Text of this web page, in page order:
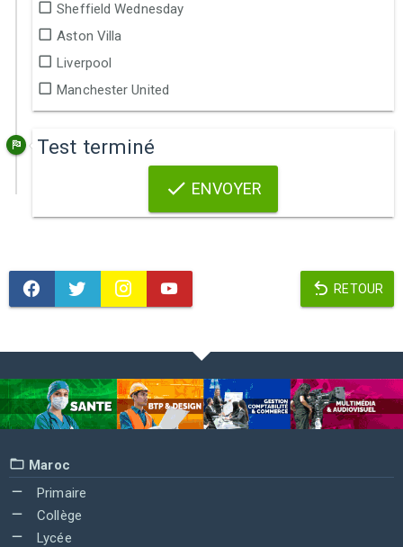
Sheffield Wednesday
Aston Villa
Liverpool
Manchester United
Test terminé
ENVOYER
RETOUR
Maroc
Primaire
Collège
Lycée